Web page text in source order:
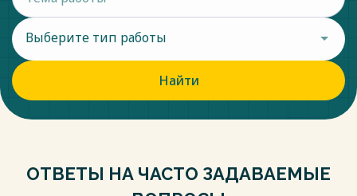
Выберите тип работы
Найти
ОТВЕТЫ НА ЧАСТО ЗАДАВАЕМЫЕ